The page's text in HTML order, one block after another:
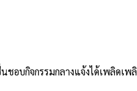
กิจกรรมกลางแจ้งได้เพลิดเพ